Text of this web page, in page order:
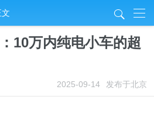
j
10万内纯电小车的超
2025-09-14 发布于北京